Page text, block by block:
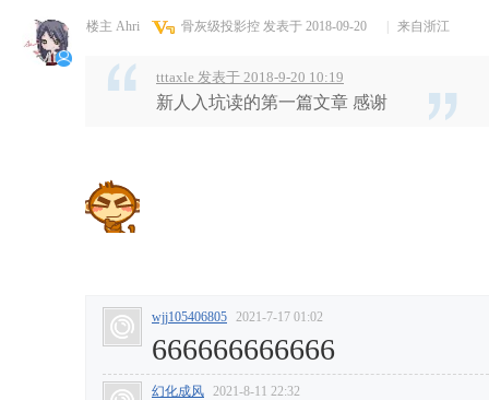
楼主 Ahri 骨灰级投影控 发表于 2018-09-20 来自浙江
tttaxle 发表于 2018-9-20 10:19
新人入坑读的第一篇文章 感谢
wjj105406805 2021-7-17 01:02
666666666666
幻化成风 2021-8-11 22:32